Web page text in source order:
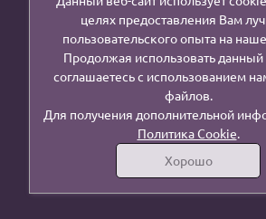
целях предоставления Вам
пользовательского опыта на
Продолжая использовать данный
соглашаетесь с использованием
файлов.
Для получения дополнительной
Политика Cookie.
Хорошо